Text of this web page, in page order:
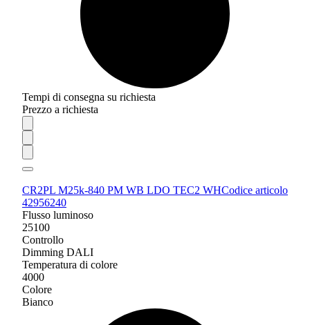
Tempi di consegna su richiesta
Prezzo a richiesta
CR2PL M25k-840 PM WB LDO TEC2 WHCodice articolo
42956240
Flusso luminoso
25100
Controllo
Dimming DALI
Temperatura di colore
4000
Colore
Bianco